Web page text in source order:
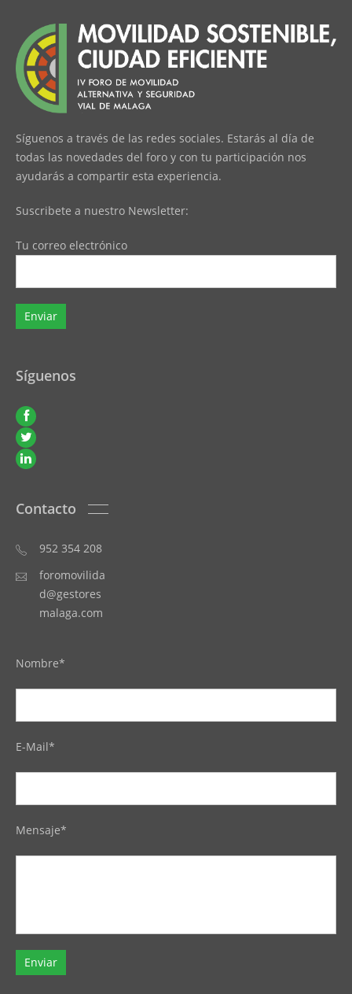
Síguenos a través de las redes sociales. Estarás al día de
todas las novedades del foro y con tu participación nos
ayudarás a compartir esta experiencia.
Suscribete a nuestro Newsletter:
Tu correo electrónico
Síguenos
Contacto
952 354 208
foromovilida
d@gestores
malaga.com
Nombre*
E-Mail*
Mensaje*